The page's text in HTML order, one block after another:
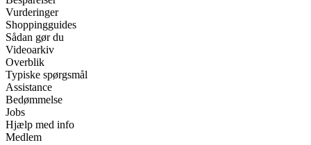
Vurderinger
Shoppingguides
Sådan gør du
Videoarkiv
Overblik
Typiske spørgsmål
Assistance
Bedømmelse
Jobs
Hjælp med info
Medlem